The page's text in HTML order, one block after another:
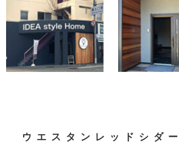
ウエスタンレッドシダ